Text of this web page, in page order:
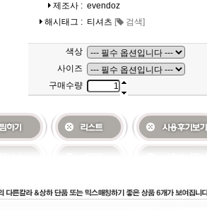
제조사 : evendoz
해시태그 : 티셔츠 [ 검색]
색상
사이즈
구매수량